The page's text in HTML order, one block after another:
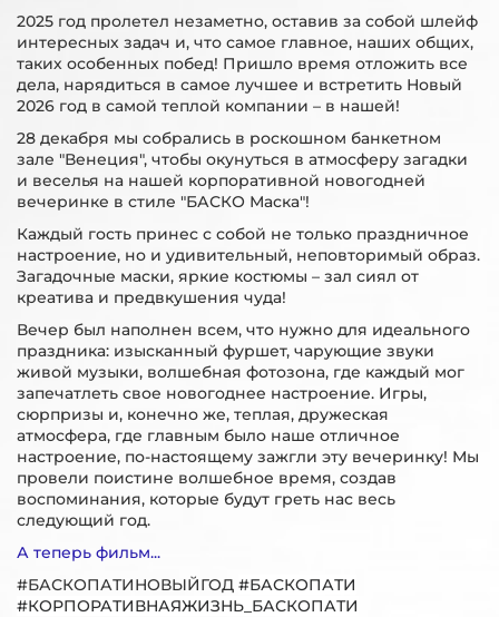
2025 год пролетел незаметно, оставив за собой шлейф
интересных задач и, что самое главное, наших общих,
таких особенных побед! Пришло время отложить все
дела, нарядиться в самое лучшее и встретить Новый
2026 год в самой теплой компании – в нашей!
28 декабря мы собрались в роскошном банкетном
зале "Венеция", чтобы окунуться в атмосферу загадки
и веселья на нашей корпоративной новогодней
вечеринке в стиле "БАСКО Маска"!
Каждый гость принес с собой не только праздничное
настроение, но и удивительный, неповторимый образ.
Загадочные маски, яркие костюмы – зал сиял от
креатива и предвкушения чуда!
Вечер был наполнен всем, что нужно для идеального
праздника: изысканный фуршет, чарующие звуки
живой музыки, волшебная фотозона, где каждый мог
запечатлеть свое новогоднее настроение. Игры,
сюрпризы и, конечно же, теплая, дружеская
атмосфера, где главным было наше отличное
настроение, по-настоящему зажгли эту вечеринку! Мы
провели поистине волшебное время, создав
воспоминания, которые будут греть нас весь
следующий год.
А теперь фильм...
#БАСКОПАТИНОВЫЙГОД #БАСКОПАТИ
#КОРПОРАТИВНАЯЖИЗНЬ_БАСКОПАТИ